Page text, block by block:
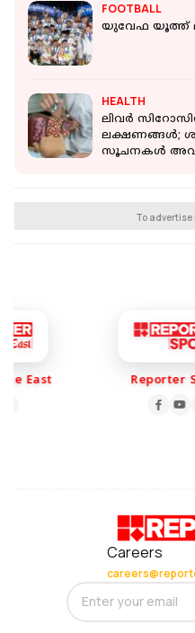
FOOTBALL
യുവേഫ യൂത്ത്
HEALTH
ലിവര്‍
ലക്ഷണങ്ങള്‍;
സൂചനകള്‍
To advertise
East Reporter
Careers